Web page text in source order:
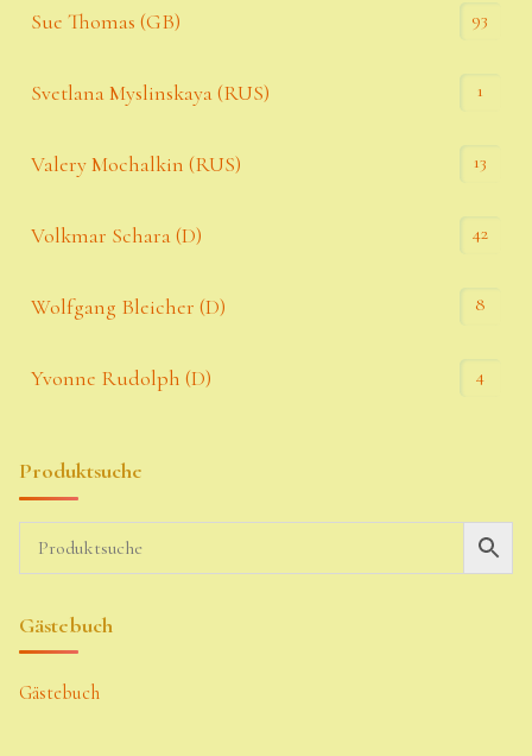
Sue Thomas (GB) 93
Svetlana Myslinskaya (RUS) 1
Valery Mochalkin (RUS) 13
Volkmar Schara (D) 42
Wolfgang Bleicher (D) 8
Yvonne Rudolph (D) 4
Produktsuche
Gästebuch
Gästebuch